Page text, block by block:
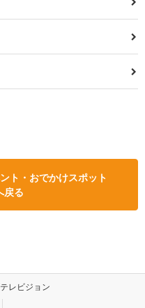
ト・おでかけスポット
戻る
レビジョン